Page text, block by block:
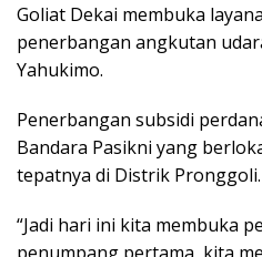
Goliat Dekai membuka
penerbangan angkutan
Yahukimo.
Penerbangan subsidi
Bandara Pasikni yang
tepatnya di Distrik Pronggoli.
“Jadi hari ini kita membuka